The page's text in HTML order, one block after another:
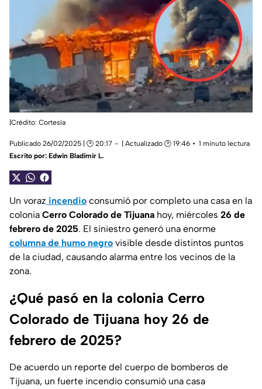
|Crédito: Cortesía
Publicado 26/02/2025 | 🕑 20:17 | Actualizado 🕑 19:46
1 minuto lectura
Escrito por: Edwin Bladimir L.
Un voraz incendio consumió por completo una casa en la
colonia Cerro Colorado de Tijuana hoy, miércoles 26 de
febrero de 2025. El siniestro generó una enorme
columna de humo negro visible desde distintos puntos
de la ciudad, causando alarma entre los vecinos de la
zona.
¿Qué pasó en la colonia Cerro
Colorado de Tijuana hoy 26 de
febrero de 2025?
De acuerdo un reporte del cuerpo de bomberos de
Tijuana, un fuerte incendio consumió una casa